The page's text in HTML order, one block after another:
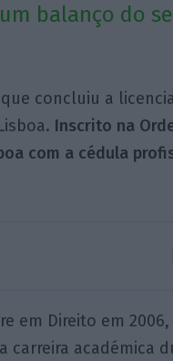
balanço do
concluiu a
Inscrito na
com a cédula
em Direito em
carreira académica